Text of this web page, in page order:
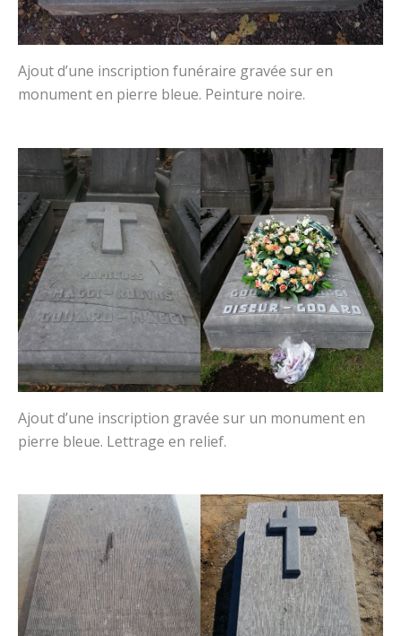
Ajout d’une inscription funéraire gravée sur en
monument en pierre bleue. Peinture noire.
Ajout d’une inscription gravée sur un monument en
pierre bleue. Lettrage en relief.